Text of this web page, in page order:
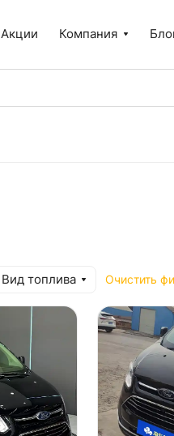
Акции Компания
Вид топлива Очистить